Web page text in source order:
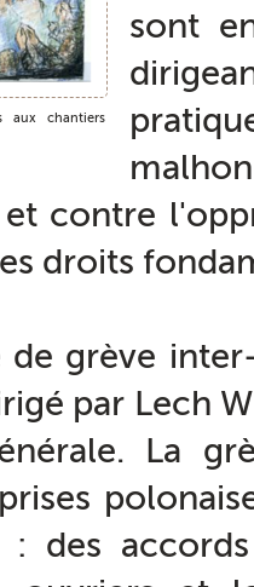
aux chantiers
sont
contre
droits
grève
par Lech
La
des